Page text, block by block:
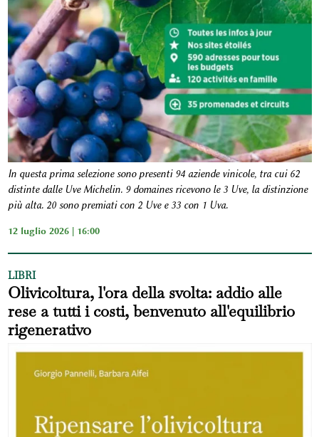
In questa prima selezione sono presenti 94 aziende vinicole, tra cui 62
distinte dalle Uve Michelin. 9 domaines ricevono le 3 Uve, la distinzione
più alta. 20 sono premiati con 2 Uve e 33 con 1 Uva.
12 luglio 2026 | 16:00
LIBRI
Olivicoltura, l'ora della svolta: addio alle
rese a tutti i costi, benvenuto all'equilibrio
rigenerativo